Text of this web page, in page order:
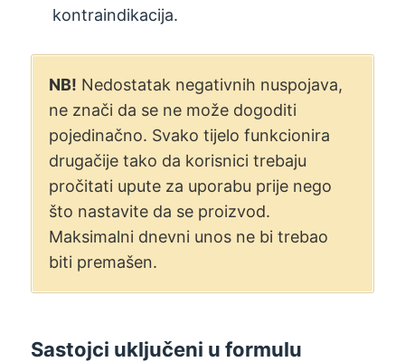
kontraindikacija.
NB! Nedostatak negativnih nuspojava,
ne znači da se ne može dogoditi
pojedinačno. Svako tijelo funkcionira
drugačije tako da korisnici trebaju
pročitati upute za uporabu prije nego
što nastavite da se proizvod.
Maksimalni dnevni unos ne bi trebao
biti premašen.
Sastojci uključeni u formulu